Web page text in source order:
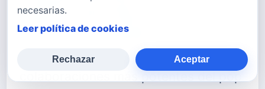
argentina María Becerra y el
productor estrella Big One han unido
sus talentos en "Así", una de las
necesarias.
Leer política de cookies
Rechazar Aceptar